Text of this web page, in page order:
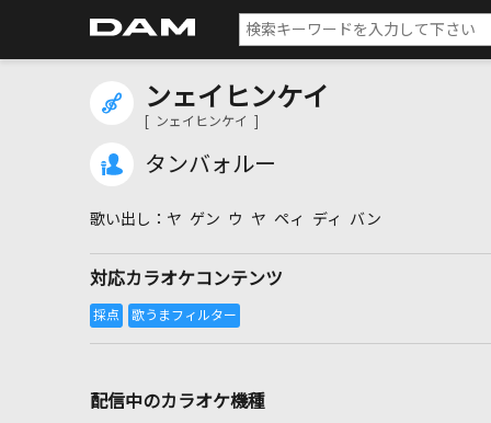
ンェイヒンケイ
[ ンェイヒンケイ ]
タンバォルー
ヤ ゲン ウ ヤ ペィ ディ バン
対応カラオケコンテンツ
配信中のカラオケ機種